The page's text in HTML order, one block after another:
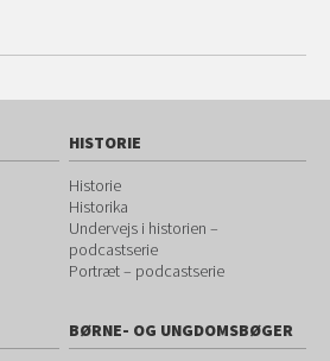
HISTORIE
Historie
Historika
Undervejs i historien –
podcastserie
Portræt – podcastserie
BØRNE- OG UNGDOMSBØGER